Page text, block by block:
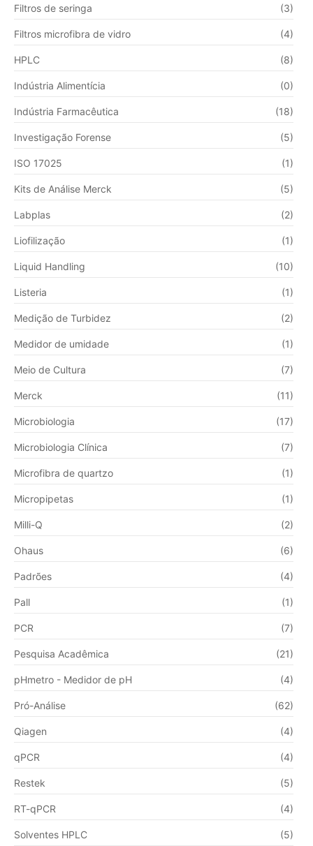
Filtros de seringa (3)
Filtros microfibra de vidro (4)
HPLC (8)
Indústria Alimentícia (0)
Indústria Farmacêutica (18)
Investigação Forense (5)
ISO 17025 (1)
Kits de Análise Merck (5)
Labplas (2)
Liofilização (1)
Liquid Handling (10)
Listeria (1)
Medição de Turbidez (2)
Medidor de umidade (1)
Meio de Cultura (7)
Merck (11)
Microbiologia (17)
Microbiologia Clínica (7)
Microfibra de quartzo (1)
Micropipetas (1)
Milli-Q (2)
Ohaus (6)
Padrões (4)
Pall (1)
PCR (7)
Pesquisa Acadêmica (21)
pHmetro - Medidor de pH (4)
Pró-Análise (62)
Qiagen (4)
qPCR (4)
Restek (5)
RT-qPCR (4)
Solventes HPLC (5)